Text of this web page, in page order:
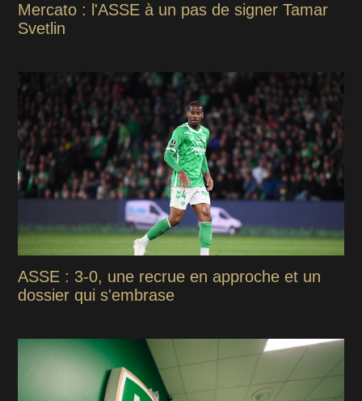
Mercato : l'ASSE à un pas de signer Tamar
Svetlin
ASSE : 3-0, une recrue en approche et un
dossier qui s'embrase